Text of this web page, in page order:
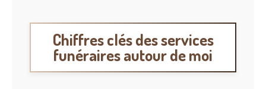
Chiffres clés des services
funéraires autour de moi